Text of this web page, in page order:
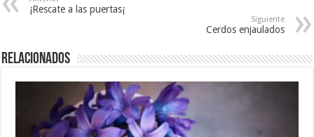
¡Rescate a las puertas¡
Siguiente
Cerdos enjaulados
Relacionados